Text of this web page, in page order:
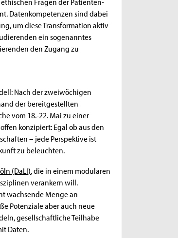
Datenkompetenzen sind dabei
um diese Transformation aktiv
ein sogenanntes
den Zugang zu
Nach der zweiwöchigen
der bereitgestellten
vom 18.-22. Mai zu einer
konzipiert: Egal ob aus den
– jede Perspektive ist
zu beleuchten.
(DaLI), die in einem modularen
verankern will.
wachsende Menge an
Potenziale aber auch neue
gesellschaftliche Teilhabe
Daten.